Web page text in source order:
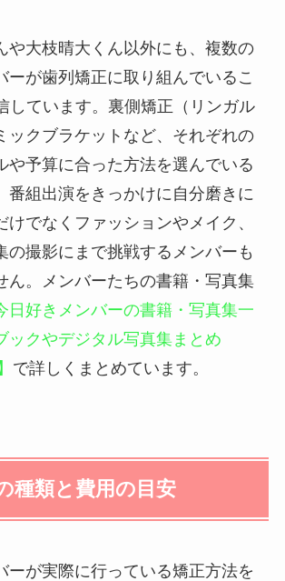
や大枝晴大くん以外にも、複数の
ーが歯列矯正に取り組んでいるこ
しています。裏側矯正（リンガル
ックブラケットなど、それぞれの
や予算に合った方法を選んでいる
番組出演をきっかけに自分磨きに
けでなくファッションやメイク、
の撮影にまで挑戦するメンバーも
ん。メンバーたちの書籍・写真集
日好きメンバーの書籍・写真集一
ックやデジタル写真集まとめ
で詳しくまとめています。
種類と費用の目安
ーが実際に行っている矯正方法を